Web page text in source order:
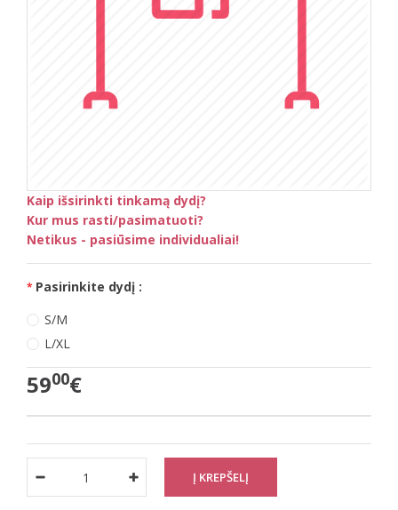
Kaip išsirinkti tinkamą dydį?
Kur mus rasti/pasimatuoti?
Netikus - pasiūsime individualiai!
Pasirinkite dydį :
S/M
L/XL
5900€